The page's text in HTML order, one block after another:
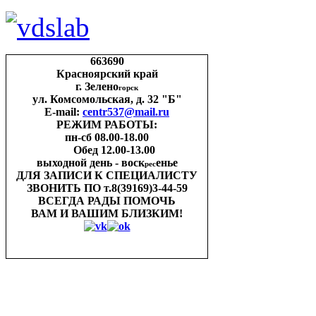
663690
Красноярский край
г. Зеленогорск
ул. Комсомольская, д. 32 "Б"
E-mail: centr537@mail.ru
РЕЖИМ РАБОТЫ:
пн-cб 08.00-18.00
Обед 12.00-13.00
выходной день - воскресенье
ДЛЯ ЗАПИСИК СПЕЦИАЛИСТУ
ЗВОНИТЬ ПО т.8(39169)3-44-59
ВСЕГДА РАДЫ ПОМОЧЬ
ВАМ И ВАШИМ БЛИЗКИМ!